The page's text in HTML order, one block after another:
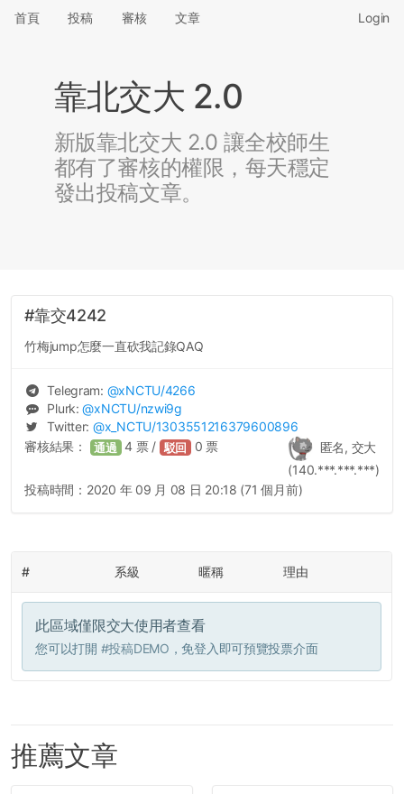
首頁 投稿 審核 文章 Login
靠北交大 2.0
新版靠北交大 2.0 讓全校師生
都有了審核的權限，每天穩定
發出投稿文章。
#靠交4242
竹梅jump怎麼一直砍我記錄QAQ
Telegram: @xNCTU/4266
Plurk:@xNCTU/nzwi9g
Twitter: @x_NCTU/1303551216379600896
匿名, 交大
(140.***.***.***)
審核結果： 通過 4 票 / 駁回 0 票
投稿時間： 2020 年 09 月 08 日 20:18 (71 個月前)
# 系級 暱稱 理由
此區域僅限交大使用者查看
您可以打開 #投稿DEMO ，免登入即可預覽投票介面
推薦文章